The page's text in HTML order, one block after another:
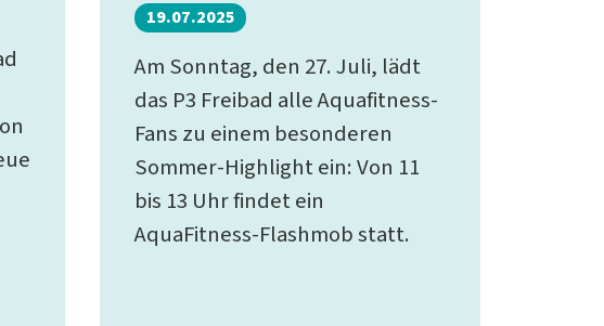
19.07.2025
Am Sonntag, den 27. Juli, lädt
das P3 Freibad alle Aquafitness-
Fans zu einem besonderen
Sommer-Highlight ein: Von 11
bis 13 Uhr findet ein
AquaFitness-Flashmob statt.